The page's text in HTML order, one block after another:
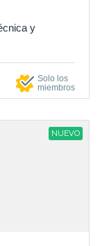
y
Solo los
miembros
NUEVO